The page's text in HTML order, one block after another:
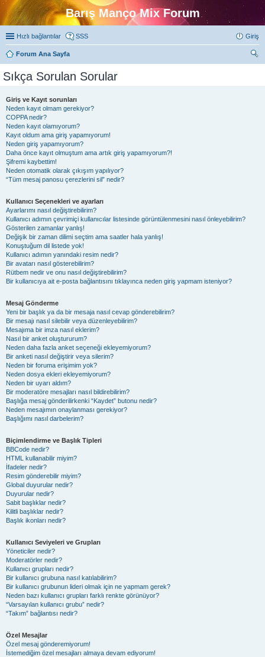
Barış Manço Mix Forum
Hızlı bağlantılar SSS Giriş
Forum Ana Sayfa
Sıkça Sorulan Sorular
Giriş ve Kayıt sorunları
Neden kayıt olmam gerekiyor?
COPPA nedir?
Neden kayıt olamıyorum?
Kayıt oldum ama giriş yapamıyorum!
Neden giriş yapamıyorum?
Daha önce kayıt olmuştum ama artık giriş yapamıyorum?!
Şifremi kaybettim!
Neden otomatik olarak çıkışım yapılıyor?
“Tüm mesaj panosu çerezlerini sil” nedir?
Kullanıcı Seçenekleri ve ayarları
Ayarlarımı nasıl değiştirebilirim?
Kullanıcı adımın çevrimiçi kullanıcılar listesinde görüntülenmesini nasıl önleyebilirim?
Gösterilen zamanlar yanlış!
Değişik bir zaman dilimi seçtim ama saatler hala yanlış!
Konuştuğum dil listede yok!
Kullanıcı adımın yanındaki resim nedir?
Bir avatarı nasıl gösterebilirim?
Rütbem nedir ve onu nasıl değiştirebilirim?
Bir kullanıcıya ait e-posta bağlantısını tıklayınca neden giriş yapmam isteniyor?
Mesaj Gönderme
Yeni bir başlık ya da bir mesaja nasıl cevap gönderebilirim?
Bir mesajı nasıl silebilir veya düzenleyebilirim?
Mesajıma bir imza nasıl eklerim?
Nasıl bir anket oluştururum?
Neden daha fazla anket seçeneği ekleyemiyorum?
Bir anketi nasıl değiştirir veya silerim?
Neden bir foruma erişimim yok?
Neden dosya ekleri ekleyemiyorum?
Neden bir uyarı aldım?
Bir moderatöre mesajları nasıl bildirebilirim?
Başlığa mesaj gönderilirkenki “Kaydet” butonu nedir?
Neden mesajımın onaylanması gerekiyor?
Başlığımı nasıl darbelerim?
Biçimlendirme ve Başlık Tipleri
BBCode nedir?
HTML kullanabilir miyim?
İfadeler nedir?
Resim gönderebilir miyim?
Global duyurular nedir?
Duyurular nedir?
Sabit başlıklar nedir?
Kilitli başlıklar nedir?
Başlık ikonları nedir?
Kullanıcı Seviyeleri ve Grupları
Yöneticiler nedir?
Moderatörler nedir?
Kullanıcı grupları nedir?
Bir kullanıcı grubuna nasıl katılabilirim?
Bir kullanıcı grubunun lideri olmak için ne yapmam gerek?
Neden bazı kullanıcı grupları farklı renkte görünüyor?
“Varsayılan kullanıcı grubu” nedir?
“Takım” bağlantısı nedir?
Özel Mesajlar
Özel mesaj gönderemiyorum!
İstemediğim özel mesajları almaya devam ediyorum!